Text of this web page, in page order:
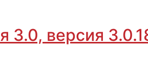
3.0, версия